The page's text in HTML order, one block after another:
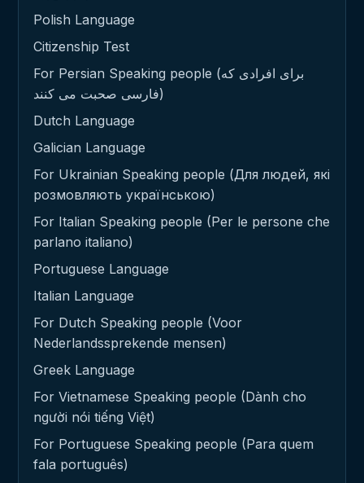
Polish Language
Citizenship Test
For Persian Speaking people (برای افرادی که
فارسی صحبت می کنند)
Dutch Language
Galician Language
For Ukrainian Speaking people (Для людей, які
розмовляють українською)
For Italian Speaking people (Per le persone che
parlano italiano)
Portuguese Language
Italian Language
For Dutch Speaking people (Voor
Nederlandssprekende mensen)
Greek Language
For Vietnamese Speaking people (Dành cho
người nói tiếng Việt)
For Portuguese Speaking people (Para quem
fala português)